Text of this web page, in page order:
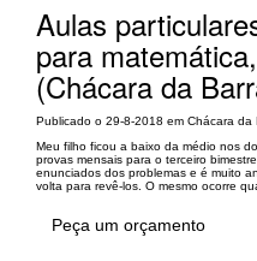
Aulas
para
(Chácara da
Publicado o 29-8-2018 em Chácara da
Meu filho ficou a baixo da médio nos
provas mensais para o terceiro
enunciados dos problemas e é muito
volta para revê-los. O mesmo ocorre
Peça um orçamento